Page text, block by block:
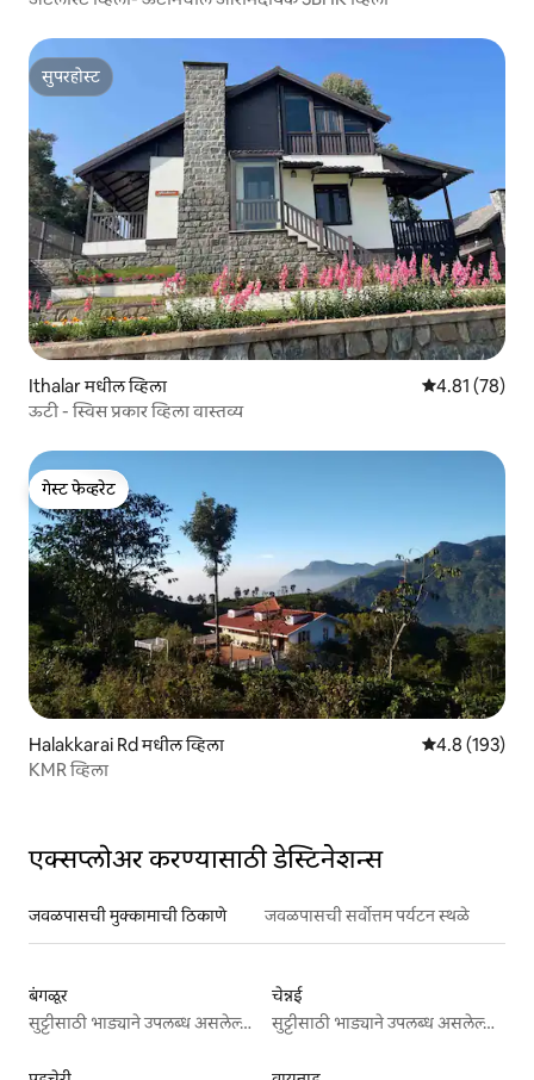
सुपरहोस्ट
सुपरहोस्ट
Ithalar मधील व्हिला 5 पैकी 4.81
4.81 (78)
ऊटी - स्विस प्रकार व्हिला वास्तव्य
गेस्ट फेव्हरेट
गेस्ट फेव्हरेट
Halakkarai Rd मधील व्हिला 5 पैकी 4.8
4.8 (193)
KMR व्हिला
एक्सप्लोअर करण्यासाठी डेस्टिनेशन्स
जवळपासची मुक्कामाची ठिकाणे जवळपासची सर्वोत्तम पर्यटन स्थळे
बंगळूर
सुट्टीसाठी भाड्याने उपलब्ध असलेल्या जागा
चेन्नई
सुट्टीसाठी भाड्याने उपलब्ध असलेल्या जागा